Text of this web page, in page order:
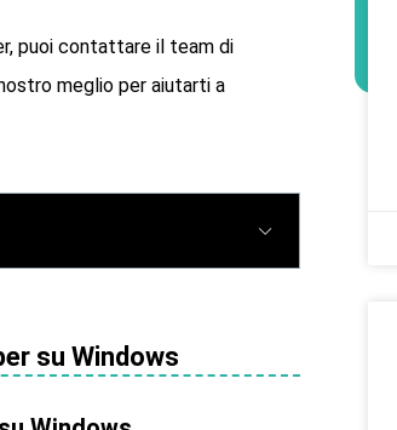
puoi contattare il team di
meglio per aiutarti a
su Windows